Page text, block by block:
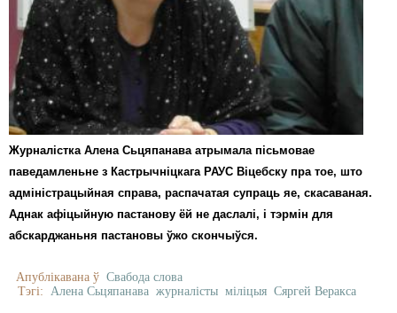
Журналістка Алена Сьцяпанава атрымала пісьмовае
паведамленьне з Кастрычніцкага РАУС Віцебску пра тое, што
адміністрацыйная справа, распачатая супраць яе, скасаваная.
Аднак афіцыйную пастанову ёй не даслалі, і тэрмін для
абскарджаньня пастановы ўжо скончыўся.
Апублікавана ў Свабода слова
Тэгі: Алена Сьцяпанава журналісты міліцыя Сяргей Веракса
КПЧ ААН
Культурныя правы
ЛПП
Мігранты
Мірныя сходы
Палітвязьні
Правы дзіцяці